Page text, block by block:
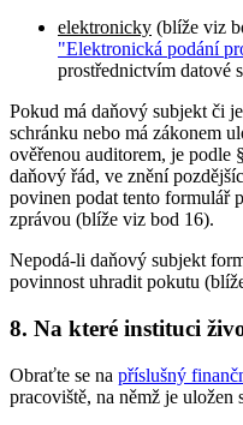
elektronicky (blíže viz
"Elektronická podání
prostřednictvím datové
Pokud má daňový subjekt či
schránku nebo má zákonem
ověřenou auditorem, je podle
daňový řád, ve znění
povinen podat tento formulář
zprávou (blíže viz bod 16).
Nepodá-li daňový subjekt
povinnost uhradit pokutu
8. Na které instituci
Obraťte se na příslušný
pracoviště, na němž je uložen